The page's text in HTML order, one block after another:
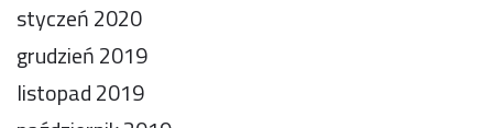
styczeń 2020
grudzień 2019
listopad 2019